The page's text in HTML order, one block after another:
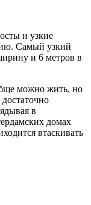
и узкие
Самый узкий
и 6 метров в
можно жить, но
в
домах
втаскивать